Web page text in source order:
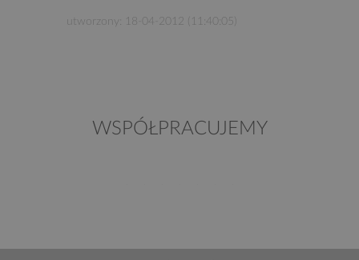
utworzony: 18-04-2012 (11:40:05)
WSPÓŁPRACUJEMY